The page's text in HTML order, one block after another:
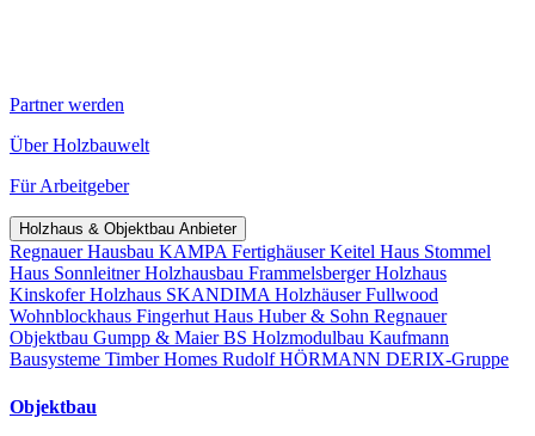
Partner werden
Über Holzbauwelt
Für Arbeitgeber
Holzhaus & Objektbau Anbieter
Regnauer Hausbau KAMPA FertighäuserKeitel Haus Stommel
Haus Sonnleitner Holzhausbau Frammelsberger Holzhaus
Kinskofer Holzhaus SKANDIMA HolzhäuserFullwood
Wohnblockhaus Fingerhut Haus Huber & Sohn Regnauer
Objektbau Gumpp & MaierBS Holzmodulbau Kaufmann
Bausysteme Timber Homes Rudolf HÖRMANN DERIX-Gruppe
Objektbau